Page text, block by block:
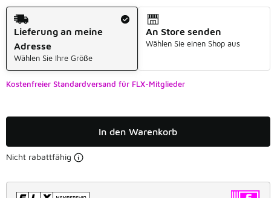
Versandart
Lieferung an meine
Adresse
Wählen Sie Ihre Größe
An Store senden
Wählen Sie einen Shop aus
Kostenfreier Standardversand für FLX-Mitglieder
In den Warenkorb
Nicht rabattfähig